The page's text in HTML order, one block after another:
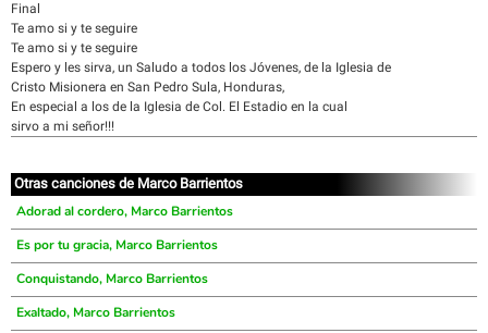
Final
Te amo si y te seguire
Te amo si y te seguire
Espero y les sirva, un Saludo a todos los Jóvenes, de la Iglesia de
Cristo Misionera en San Pedro Sula, Honduras,
En especial a los de la Iglesia de Col. El Estadio en la cual
sirvo a mi señor!!!
Otras canciones de Marco Barrientos
Adorad al cordero, Marco Barrientos
Es por tu gracia, Marco Barrientos
Conquistando, Marco Barrientos
Exaltado, Marco Barrientos